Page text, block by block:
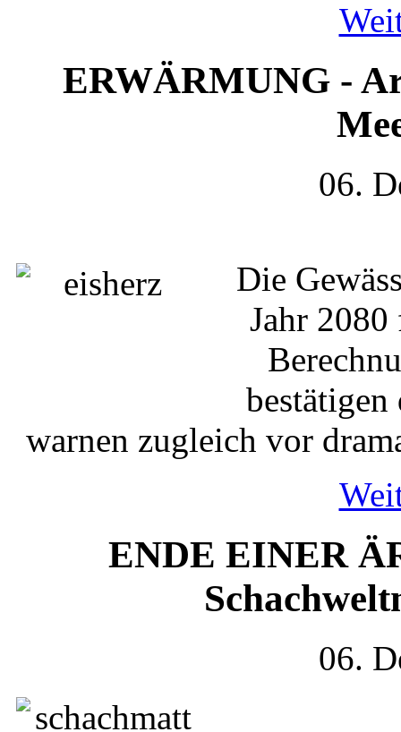
ERWÄRMUNG -
06.
Die
Jahr 2080
warnen zugleich vor
ENDE EINER
06.